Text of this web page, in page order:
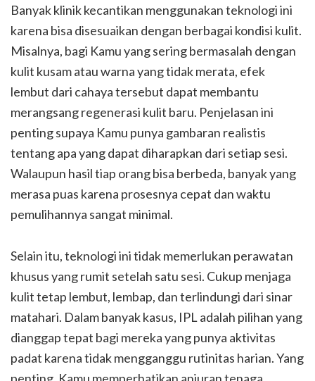
Banyak klinik kecantikan menggunakan teknologi ini
karena bisa disesuaikan dengan berbagai kondisi kulit.
Misalnya, bagi Kamu yang sering bermasalah dengan
kulit kusam atau warna yang tidak merata, efek
lembut dari cahaya tersebut dapat membantu
merangsang regenerasi kulit baru. Penjelasan ini
penting supaya Kamu punya gambaran realistis
tentang apa yang dapat diharapkan dari setiap sesi.
Walaupun hasil tiap orang bisa berbeda, banyak yang
merasa puas karena prosesnya cepat dan waktu
pemulihannya sangat minimal.
Selain itu, teknologi ini tidak memerlukan perawatan
khusus yang rumit setelah satu sesi. Cukup menjaga
kulit tetap lembut, lembap, dan terlindungi dari sinar
matahari. Dalam banyak kasus, IPL adalah pilihan yang
dianggap tepat bagi mereka yang punya aktivitas
padat karena tidak mengganggu rutinitas harian. Yang